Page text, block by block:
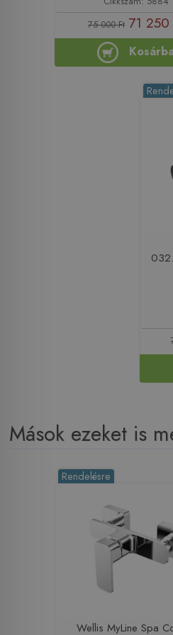
75 000 Ft 71 250
Mások ezeket is
Rendelésre
Wellis MyLine Spa